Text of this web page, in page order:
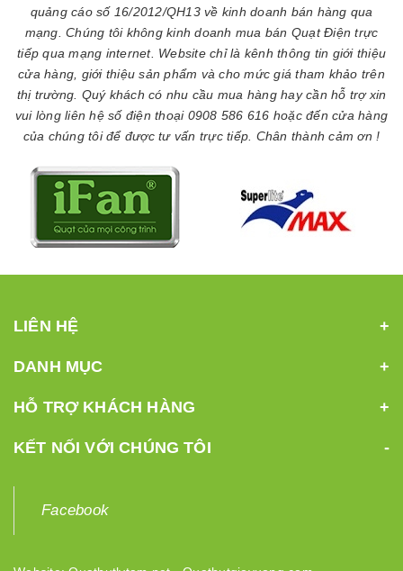
quảng cáo số 16/2012/QH13 về kinh doanh bán hàng qua
mạng. Chúng tôi không kinh doanh mua bán Quạt Điện trực
tiếp qua mạng internet. Website chỉ là kênh thông tin giới thiệu
cửa hàng, giới thiệu sản phẩm và cho mức giá tham khảo trên
thị trường. Quý khách có nhu cầu mua hàng hay cần hỗ trợ xin
vui lòng liên hệ số điện thoại 0908 586 616 hoặc đến cửa hàng
của chúng tôi để được tư vấn trực tiếp. Chân thành cảm ơn !
LIÊN HỆ
DANH MỤC
HỖ TRỢ KHÁCH HÀNG
KẾT NỐI VỚI CHÚNG TÔI
Facebook